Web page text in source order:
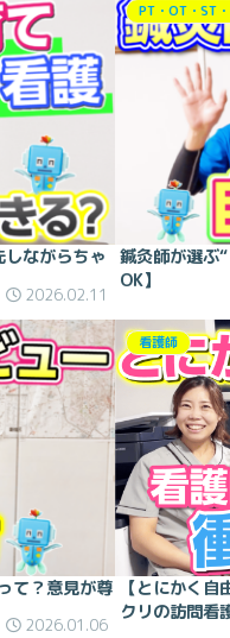
しながらちゃ
2026.02.11
PT・OT・ST
鍼灸師が選ぶ
OK】
て？意見が尊
2026.01.06
看護師
【とにかく
クリの訪問看